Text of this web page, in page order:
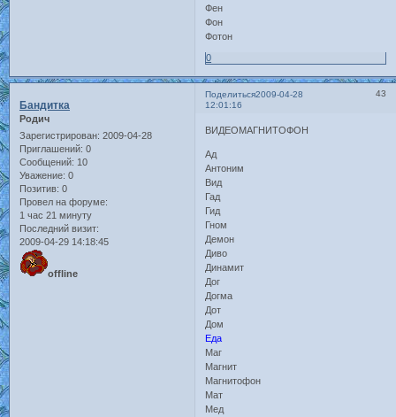
Фен
Фон
Фотон
0
Поделиться 43
2009-04-28
12:01:16
Бандитка
Родич
Зарегистрирован: 2009-04-28
Приглашений: 0
Сообщений: 10
Уважение: 0
Позитив: 0
Провел на форуме:
1 час 21 минуту
Последний визит:
2009-04-29 14:18:45
offline
ВИДЕОМАГНИТОФОН
Ад
Антоним
Вид
Гад
Гид
Гном
Демон
Диво
Динамит
Дог
Догма
Дот
Дом
Еда
Маг
Магнит
Магнитофон
Мат
Мед